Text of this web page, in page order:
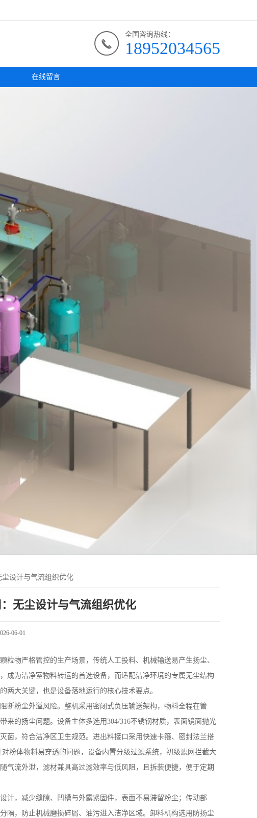
全国咨询热线：
18952034565
在线留言
设计与气流组织优化
无尘设计与气流组织优化
06-01
物严格管控的生产场景，传统人工投料、机械输送易产生扬尘、
成为洁净室物料转运的首选设备，而适配洁净环境的专属无尘结构
两大关键，也是设备落地运行的核心技术要点。
断粉尘外溢风险。整机采用密闭式负压输送架构，物料全程在管
来的扬尘问题。设备主体多选用304/316不锈钢材质，表面镜面抛光
菌，符合洁净区卫生规范。进出料接口采用快速卡箍、密封法兰搭
粉体物料易穿透的问题，设备内置分级过滤系统，初级滤网拦截大
气流外泄，滤材兼具高过滤效率与低风阻，且拆装便捷，便于定期
计，减少缝隙、凹槽与外露紧固件，表面不易滞留粉尘；传动部
隔，防止机械磨损碎屑、油污进入洁净区域。卸料机构选用防扬尘